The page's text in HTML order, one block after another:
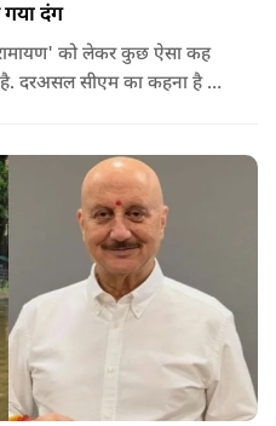
गया दंग
'रामायण' को लेकर कुछ ऐसा कह
है. दरअसल सीएम का कहना है कि